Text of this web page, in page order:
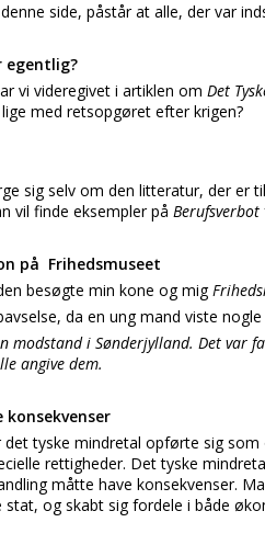
side, påstår at alle, der var
egentlig?
vi videregivet i artiklen om Det
med retsopgøret efter krigen?
sig selv om den litteratur, der er
vil finde eksempler på Berufsverbot
på Frihedsmuseet
besøgte min kone og mig
da en ung mand viste
modstand i Sønderjylland. Det var
angive dem.
konsekvenser
tyske mindretal opførte sig
rettigheder. Det tyske
måtte have konsekvenser.
stat, og skabt sig fordele i både